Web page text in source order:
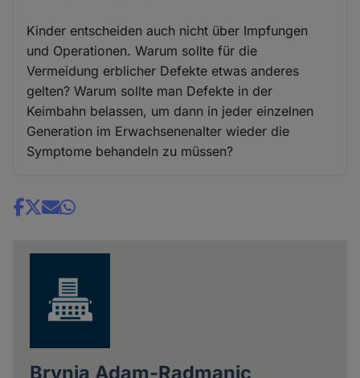
Kinder entscheiden auch nicht über Impfungen
und Operationen. Warum sollte für die
Vermeidung erblicher Defekte etwas anderes
gelten? Warum sollte man Defekte in der
Keimbahn belassen, um dann in jeder einzelnen
Generation im Erwachsenenalter wieder die
Symptome behandeln zu müssen?
Share
Brynja Adam-Radmanic